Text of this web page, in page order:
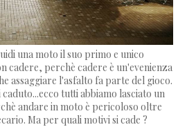
una moto il suo primo e unico
cadere, perchè cadere è un'evenienza
assaggiare l'asfalto fa parte del gioco.
tutti abbiamo lasciato un
andare in moto è pericoloso oltre
Ma per quali motivi si cade ?